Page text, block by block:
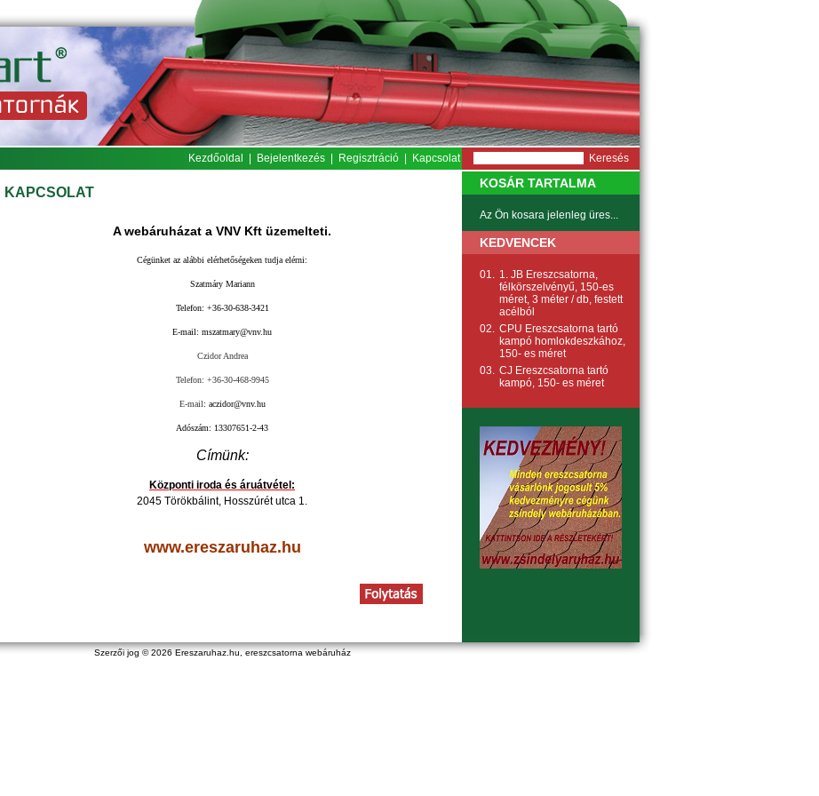
Szerzői jog © 2026Ereszaruhaz.hu, ereszcsatorna webáruház
Kezdőoldal Bejelentkezés Regisztráció Kapcsolat
KAPCSOLAT
Awebáruházat a VNV Kft üzemelteti.
Cégünket az alábbi elérhetőségeken tudja elérni:
Szatmáry Mariann
Telefon: +36-30-638-3421
E-mail: mszatmary@vnv.hu
Czidor Andrea
Telefon: +36-30-468-9945
E-mail: aczidor@vnv.hu
Adószám: 13307651-2-43
Címünk:
Központi iroda és áruátvétel:
2045 Törökbálint, Hosszúrét utca 1.
www.ereszaruhaz.hu
KOSÁR TARTALMA
Az Ön kosara jelenleg üres...
KEDVENCEK
01. 1. JB Ereszcsatorna,
félkörszelvényű, 150-es
méret, 3 méter / db, festett
acélból
02. CPU Ereszcsatorna tartó
kampó homlokdeszkához,
150- es méret
03. CJ Ereszcsatorna tartó
kampó, 150- es méret